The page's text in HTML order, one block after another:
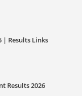
| Results Links
Results 2026